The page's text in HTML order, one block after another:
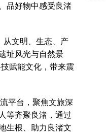
品好物中感受良渚
从文明、生态、产
址风光与自然景
赋能文化，带来震
平台，聚焦文旅深
等齐聚良渚，通过
生根、助力良渚文